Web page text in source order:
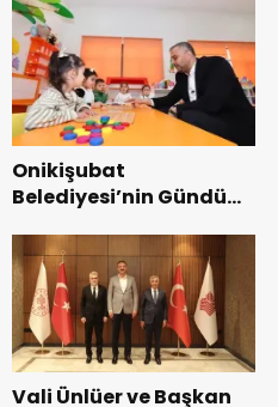
Onikişubat
Belediyesi’nin Gündüz
dönemin ön kayıtları
başladı.
Vali Ünlüer ve Başkan